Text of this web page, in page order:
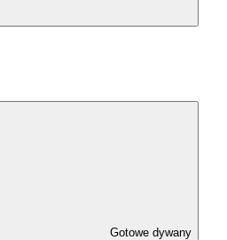
Gotowe dywany